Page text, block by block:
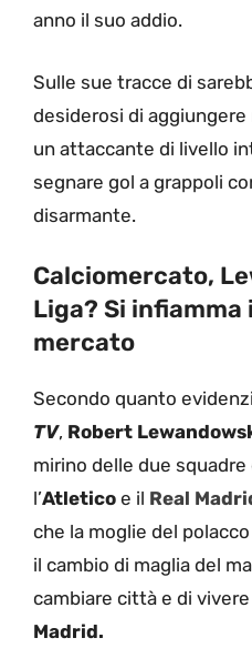
anno il suo addio.
Sulle sue tracce di
desiderosi di
un attaccante di livello
segnare gol a grappoli
disarmante.
Calciomercato,
Liga? Si infiamma
mercato
Secondo quanto
TV, Robert
mirino delle due
l’Atletico e il Real
che la moglie del
il cambio di maglia del
cambiare città e di
Madrid.